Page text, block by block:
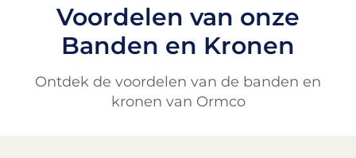
Voordelen van onze
Banden en Kronen
Ontdek de voordelen van de banden en
kronen van Ormco